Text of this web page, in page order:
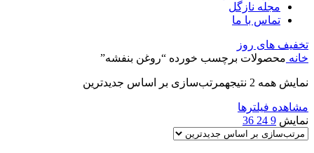
مجله نازگل
تماس با ما
تخفیف های روز
خانه محصولات برچسب خورده “روغن بنفشه”
نمایش همه 2 نتیجه مرتب‌سازی بر اساس جدیدترین
مشاهده فیلترها
نمایش 9
24
36